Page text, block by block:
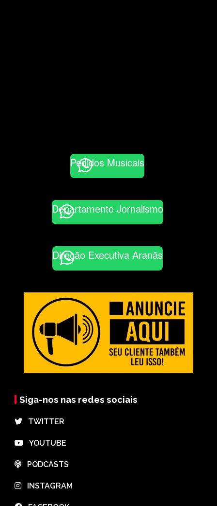
Pedidos Musicais
Departamento Jornalismo
Direção Executiva Aranãs
Siga-nos nas redes sociais
⠀TWITTER
⠀YOUTUBE
⠀PODCASTS
⠀INSTAGRAM